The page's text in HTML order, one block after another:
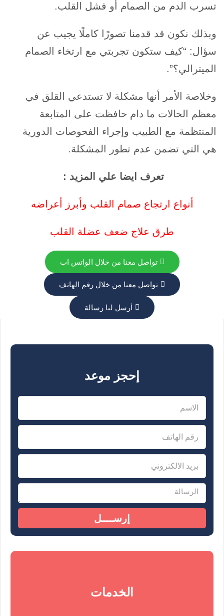
تسرب الدم من الصمام أو فشل القلب.
وبذلك نكون قد قدمنا تصورًا كاملًا يجيب عن
سؤال: “كيف ستكون تجربتي مع ارتخاء الصمام
الميترالي؟”.
وخلاصة الأمر أنها مشكلة لا تستدعي القلق في
معظم الحالات ما دام حافظت على المتابعة
المنتظمة مع الطبيب وإجراء الفحوصات الدورية
هي التي تضمن عدم تطور المشكلة.
تعرف ايضا علي المزيد :
أنواع ارتجاع صمام القلب وأبرز أعراضه
طرق علاج ضعف عضلة القلب
تواصل معنا من خلال الواتس اب
تواصل معنا من خلال رقم الهاتف
أرسل لنا رسالة
إحجز موعد
إرســــل
الخدمات